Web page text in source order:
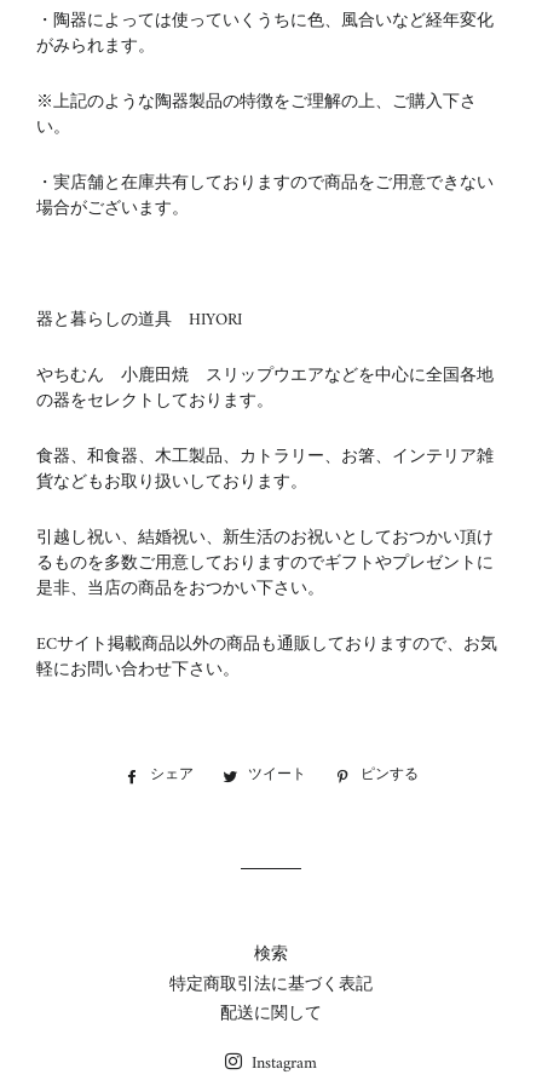
・陶器によっては使っていくうちに色、風合いなど経年変化
がみられます。
※上記のような陶器製品の特徴をご理解の上、ご購入下さ
い。
・実店舗と在庫共有しておりますので商品をご用意できない
場合がございます。
器と暮らしの道具 HIYORI
やちむん 小鹿田焼 スリップウエアなどを中心に全国各地
の器をセレクトしております。
食器、和食器、木工製品、カトラリー、お箸、インテリア雑
貨などもお取り扱いしております。
引越し祝い、結婚祝い、新生活のお祝いとしておつかい頂け
るものを多数ご用意しておりますのでギフトやプレゼントに
是非、当店の商品をおつかい下さい。
ECサイト掲載商品以外の商品も通販しておりますので、お気
軽にお問い合わせ下さい。
シェア
Facebookツイート
Twitter ピンする
検索
特定商取引法に基づく表記
配送に関して
Instagram